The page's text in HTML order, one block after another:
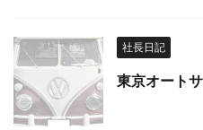
社長日記
東京オート